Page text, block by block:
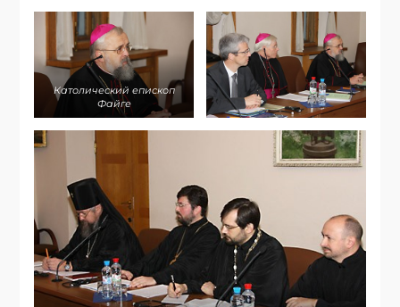
Католический епископ
Файге